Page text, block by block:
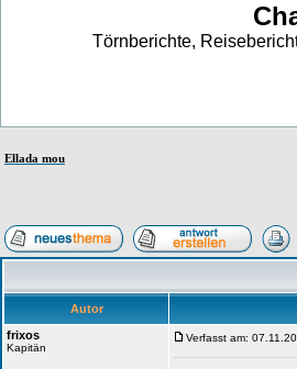
Törnberichte,
Ellada mou
Autor
frixos
Kapitän
Verfasst am: